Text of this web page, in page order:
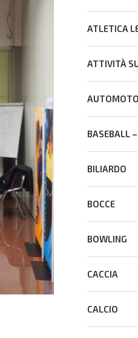
ATLETICA
ATTIVITÀ
BASEBALL
BILIARDO
BOCCE
BOWLING
CACCIA
CALCIO